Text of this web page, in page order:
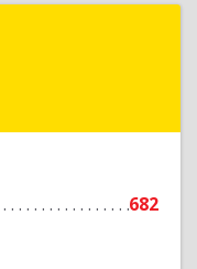
682
г, Ульянова ул,